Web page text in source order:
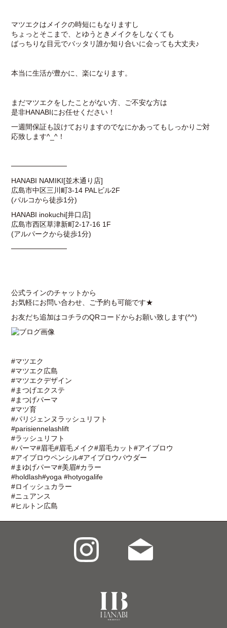
マツエクはメイクの時短にもなりますし
ちょっとそこまで、とゆうときメイクをしなくても
ばっちりな目元でバッタリ誰か知り合いに会っても大丈夫♪
本当に生活が豊かに、楽になります。
まだマツエクをしたことがない方、ご不安な方は
是非HANABIにお任せください！
一週間保証も設けておりますのでなにかあってもしっかりご対
応致します^_^！
───────────
HANABI NAMIKI[並木通り店]
広島市中区三川町3-14 PALビル2F
(パルコから徒歩1分)
HANABI inokuchi[井口店]
広島市西区草津新町2-17-16 1F
(アルパークから徒歩1分)
───────────
公式ラインのチャットから
お気軽にお問い合わせ、ご予約も可能です★
お友だち追加はコチラのQRコードからお願い致します(^^)
#マツエク
#マツエク広島
#マツエクデザイン
#まつげエクステ
#まつげパーマ
#マツ育
#パリジェンヌラッシュリフト
#parisiennelashlift
#ラッシュリフト
#パーマ#眉毛#眉毛メイク#眉毛カット#アイブロウ
#アイブロウペンシル#アイブロウパウダー
#まゆげパーマ#美眉#カラー
#holdlash#yoga #hotyogalife
#ロイッシュカラー
#ニュアンス
#ヒルトン広島